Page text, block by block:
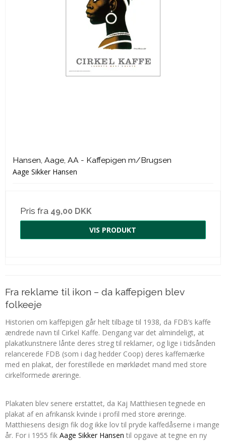
Hansen, Aage, AA - Kaffepigen m/Brugsen
Aage Sikker Hansen
Pris fra 49,00 DKK
VIS PRODUKT
Fra reklame til ikon – da kaffepigen blev
folkeeje
Historien om kaffepigen går helt tilbage til 1938, da FDB’s kaffe
ændrede navn til Cirkel Kaffe. Dengang var det almindeligt, at
plakatkunstnere lånte deres streg til reklamer, og lige i tidsånden
relancerede FDB (som i dag hedder Coop) deres kaffemærke
med en plakat, der forestillede en mørklødet mand med store
cirkelformede øreringe.
Plakaten blev senere erstattet, da Kaj Matthiesen tegnede en
plakat af en afrikansk kvinde i profil med store øreringe.
Matthiesens design fik dog ikke lov til pryde kaffedåserne i mange
år. For i 1955 fik Aage Sikker Hansen til opgave at tegne en ny